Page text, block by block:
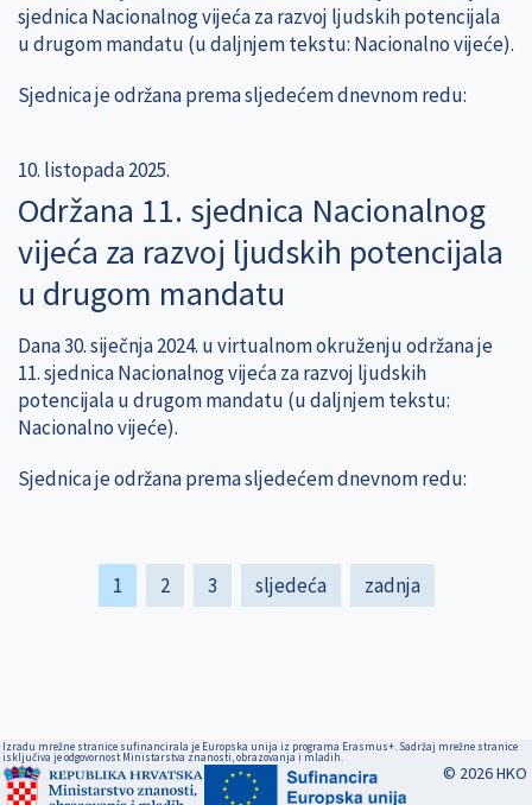
sjednica Nacionalnog vijeća za razvoj ljudskih potencijala
u drugom mandatu (u daljnjem tekstu: Nacionalno vijeće).
Sjednica je održana prema sljedećem dnevnom redu:
10. listopada 2025.
Održana 11. sjednica Nacionalnog
vijeća za razvoj ljudskih potencijala
u drugom mandatu
Dana 30. siječnja 2024. u virtualnom okruženju održana je
11. sjednica Nacionalnog vijeća za razvoj ljudskih
potencijala u drugom mandatu (u daljnjem tekstu:
Nacionalno vijeće).
Sjednica je održana prema sljedećem dnevnom redu:
Pagination
Current
page
1 Page
2 Page
3
Next
page
sljedeća
Last
page
zadnja
Izradu mrežne stranice sufinancirala je Europska unija iz programa Erasmus+. Sadržaj mrežne stranice
isključiva je odgovornost Ministarstva znanosti, obrazovanja i mladih.
© 2026 HKO